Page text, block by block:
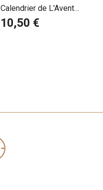
Calendrier de L'Avent
Bonhomme de neige
10,50 €